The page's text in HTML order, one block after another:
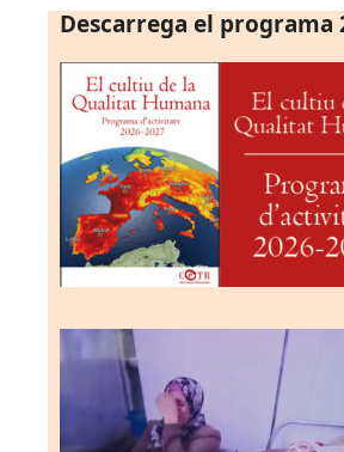
Descarrega el programa